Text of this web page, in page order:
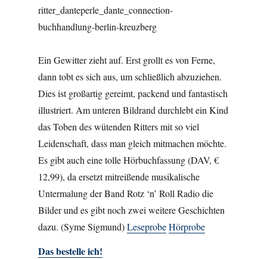
Ein Gewitter zieht auf. Erst grollt es von Ferne,
dann tobt es sich aus, um schließlich abzuziehen.
Dies ist großartig gereimt, packend und fantastisch
illustriert. Am unteren Bildrand durchlebt ein Kind
das Toben des wütenden Ritters mit so viel
Leidenschaft, dass man gleich mitmachen möchte.
Es gibt auch eine tolle Hörbuchfassung (DAV, €
12,99), da ersetzt mitreißende musikalische
Untermalung der Band Rotz ‘n’ Roll Radio die
Bilder und es gibt noch zwei weitere Geschichten
dazu. (Syme Sigmund)Leseprobe Hörprobe
Das bestelle ich!